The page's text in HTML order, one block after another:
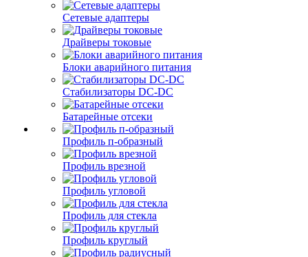
Сетевые адаптеры
Драйверы токовые
Блоки аварийного питания
Стабилизаторы DC-DC
Батарейные отсеки
Профиль п-образный
Профиль врезной
Профиль угловой
Профиль для стекла
Профиль круглый